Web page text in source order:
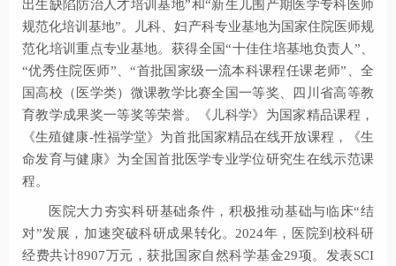
出生缺陷防治人才培训基地”和“新生儿围产期医学专科医师
规范化培训基地”。儿科、妇产科专业基地为国家住院医师规
范化培训重点专业基地。获得全国“十佳住培基地负责人”、
“优秀住院医师”、“首批国家级一流本科课程任课老师”、全
国高校（医学类）微课教学比赛全国一等奖、四川省高等教
育教学成果奖一等奖等荣誉。《儿科学》为国家精品课程，
《生殖健康-性福学堂》为首批国家精品在线开放课程，《生
命发育与健康》为全国首批医学专业学位研究生在线示范课
程。
医院大力夯实科研基础条件，积极推动基础与临床“结
对”发展，加速突破科研成果转化。2024年，医院到校科研
经费共计8907万元，获批国家自然科学基金29项。发表SCI